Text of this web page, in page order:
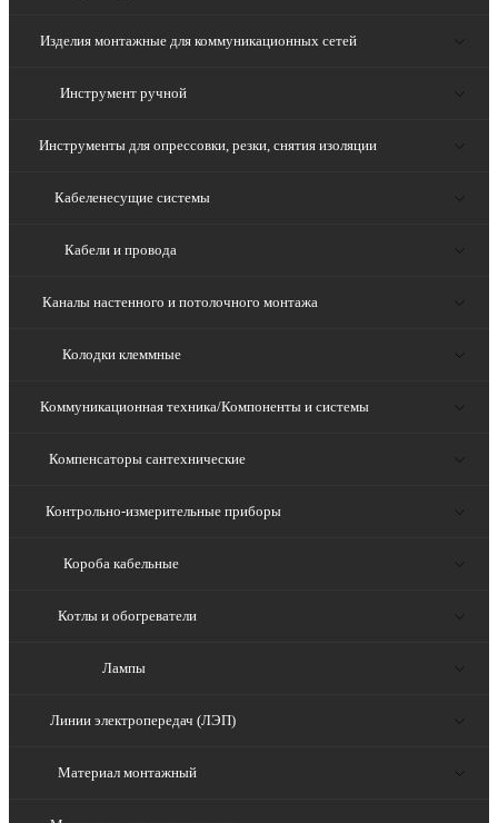
Изделия монтажные для коммуникационных сетей
Инструмент ручной
Инструменты для опрессовки, резки, снятия изоляции
Кабеленесущие системы
Кабели и провода
Каналы настенного и потолочного монтажа
Колодки клеммные
Коммуникационная техника/Компоненты и системы
Компенсаторы сантехнические
Контрольно-измерительные приборы
Короба кабельные
Котлы и обогреватели
Лампы
Линии электропередач (ЛЭП)
Материал монтажный